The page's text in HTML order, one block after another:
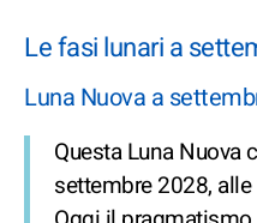
Le fasi lunari a
Luna Nuova a
Questa Luna Nuova
settembre 2028,